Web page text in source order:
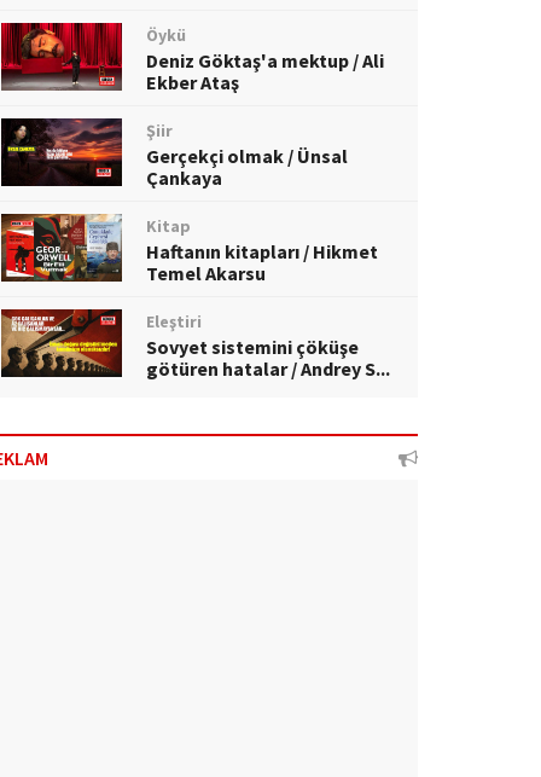
Öykü
Deniz Göktaş'a mektup / Ali
Ekber Ataş
Şiir
Gerçekçi olmak / Ünsal
Çankaya
Kitap
Haftanın kitapları / Hikmet
Temel Akarsu
Eleştiri
Sovyet sistemini çöküşe
götüren hatalar / Andrey S...